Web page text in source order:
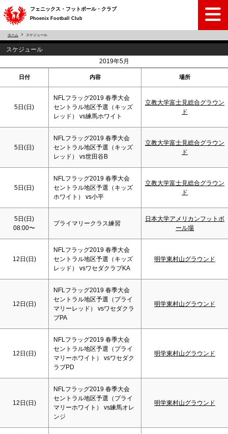
フェニックス・フットボール・クラブ
Phoenix Football Club
ホーム スケジュール
スケジュール
2019年5月
日付 内容 場所
5日(日)
NFLフラッグ2019 春季大会
セントラル地区予選（キッズ
レッド） vs練馬ホワイト
立教大学富士見総合グラウン
ド
5日(日)
NFLフラッグ2019 春季大会
セントラル地区予選（キッズ
レッド） vs世田谷B
立教大学富士見総合グラウン
ド
5日(日)
NFLフラッグ2019 春季大会
セントラル地区予選（キッズ
ホワイト） vs小平
立教大学富士見総合グラウン
ド
5日(日)
08:00〜
プライマリークラス練習
日本大学アメリカンフットボ
ール場
12日(日)
NFLフラッグ2019 春季大会
セントラル地区予選（キッズ
レッド） vsワセダクラブKA
明学東村山グラウンド
12日(日)
NFLフラッグ2019 春季大会
セントラル地区予選（プライ
マリーレッド） vsワセダクラ
ブPA
明学東村山グラウンド
12日(日)
NFLフラッグ2019 春季大会
セントラル地区予選（プライ
マリーホワイト） vsワセダク
ラブPD
明学東村山グラウンド
12日(日)
NFLフラッグ2019 春季大会
セントラル地区予選（プライ
マリーホワイト） vs練馬オレ
ンジ
明学東村山グラウンド